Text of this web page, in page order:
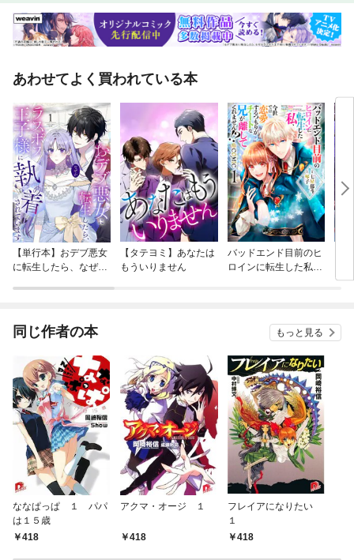
あわせてよく買われている本
【単行本】おデブ悪女
に転生したら、なぜか
【タテヨミ】あなたは
もういりません
バッドエンド目前のヒ
ロインに転生した私、
同じ作者の本 もっと見る
ななぱっぱ １ パパ
は１５歳
418
アクマ・オージ １
418
フレイアになりたい
１
418